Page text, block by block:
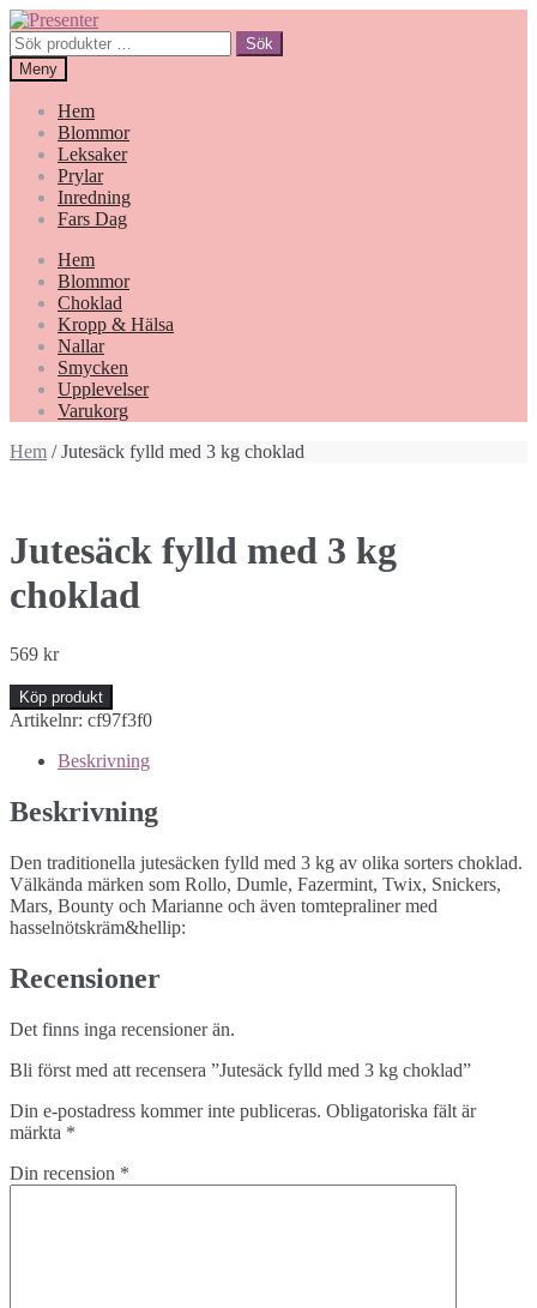
Hoppa
till
navigering
Gå
till
innehåll
Sök
efter:
Sök
Meny
Hem
Blommor
Leksaker
Prylar
Inredning
Fars Dag
Hem
Blommor
Choklad
Kropp & Hälsa
Nallar
Smycken
Upplevelser
Varukorg
Hem / Jutesäck fylld med 3 kg choklad
Jutesäck fylld med 3 kg
choklad
569 kr
Köp produkt
Artikelnr: cf97f3f0
Beskrivning
Beskrivning
Den traditionella jutesäcken fylld med 3 kg av olika sorters choklad.
Välkända märken som Rollo, Dumle, Fazermint, Twix, Snickers,
Mars, Bounty och Marianne och även tomtepraliner med
hasselnötskräm&hellip:
Recensioner
Det finns inga recensioner än.
Bli först med att recensera ”Jutesäck fylld med 3 kg choklad”
Din e-postadress kommer inte publiceras. Obligatoriska fält är
märkta *
Din recension *